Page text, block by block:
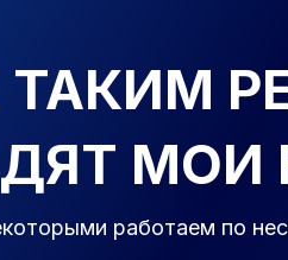
ТАКИМ
МОИ
работаем по